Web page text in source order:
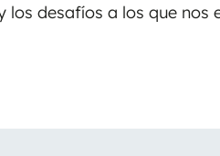
los desafíos a los que nos